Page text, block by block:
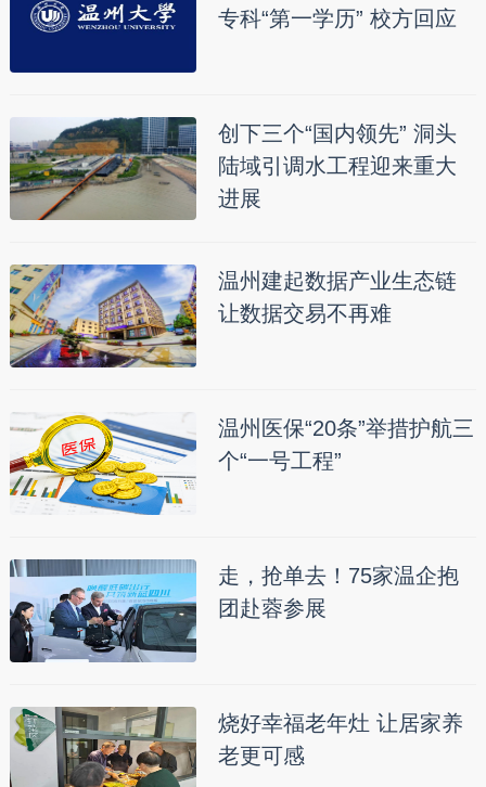
专科“第一学历” 校方回应
创下三个“国内领先” 洞头
陆域引调水工程迎来重大
进展
温州建起数据产业生态链
让数据交易不再难
温州医保“20条”举措护航三
个“一号工程”
走，抢单去！75家温企抱
团赴蓉参展
烧好幸福老年灶 让居家养
老更可感